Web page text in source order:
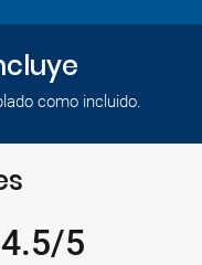
como incluido.
4.5/5